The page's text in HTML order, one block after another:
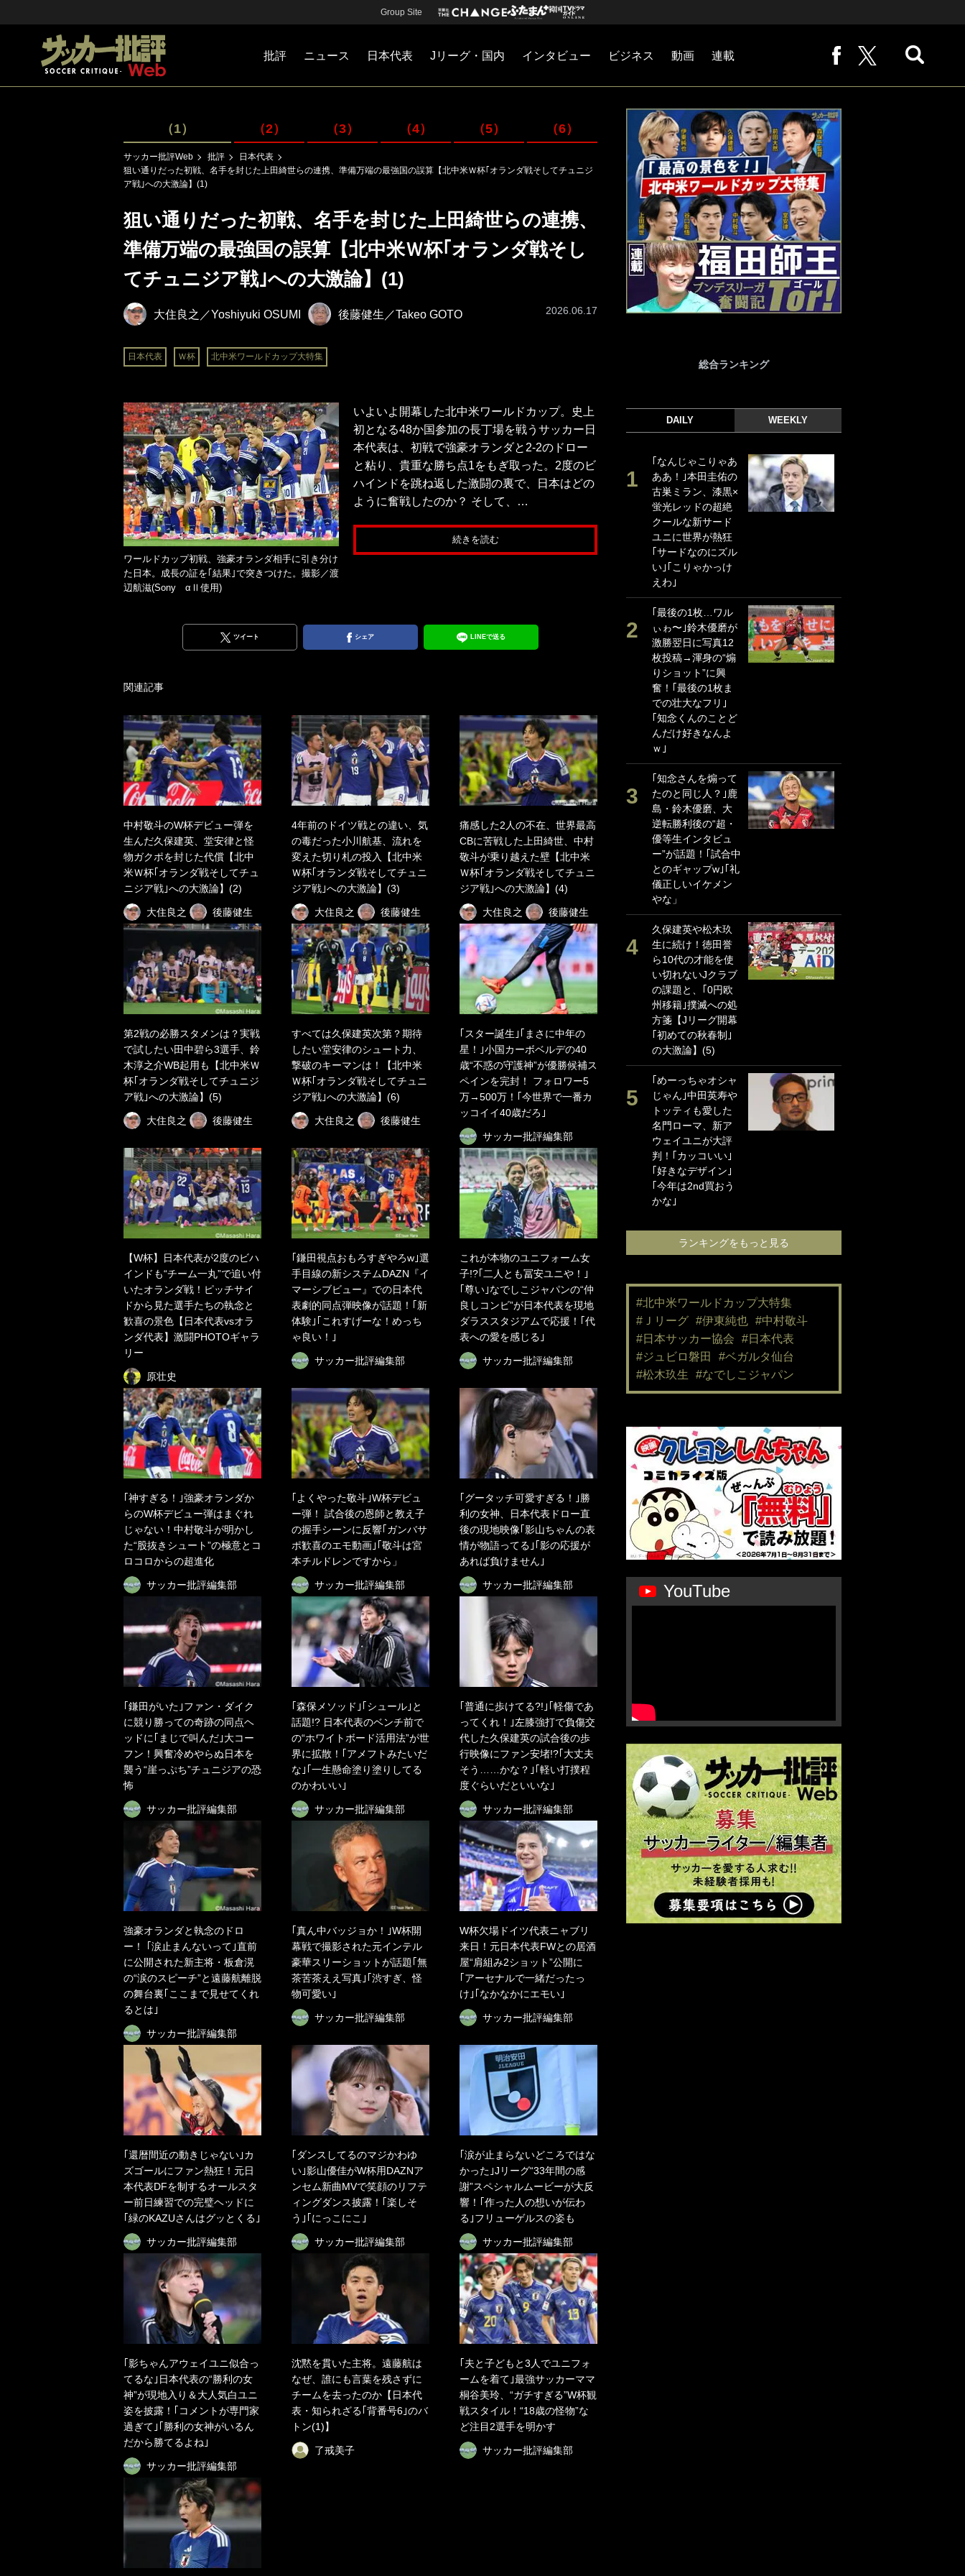
Group Site
批評 ニュース 日本代表 Jリーグ・国内 インタビュー ビジネス 動画 連載
（1） （2） （3） （4） （5） （6）
サッカー批評Web 批評
日本代表
狙い通りだった初戦、名手を封じた上田綺世らの連携、準備万端の最強国の誤算【北中米Ｗ杯｢オランダ戦そしてチュニジ
ア戦｣への大激論】(1)
狙い通りだった初戦、名手を封じた上田綺世らの連携、
準備万端の最強国の誤算【北中米Ｗ杯｢オランダ戦そし
てチュニジア戦｣への大激論】(1)
大住良之／Yoshiyuki OSUMI 後藤健生／Takeo GOTO
日本代表 Ｗ杯 北中米ワールドカップ大特集
2026.06.17
ワールドカップ初戦、強豪オランダ相手に引き分け
た日本。成長の証を｢結果｣で突きつけた。撮影／渡
辺航滋(Sony αⅡ使用)
いよいよ開幕した北中米ワールドカップ。史上
初となる48か国参加の長丁場を戦うサッカー日
本代表は、初戦で強豪オランダと2-2のドロー
と粘り、貴重な勝ち点1をもぎ取った。2度のビ
ハインドを跳ね返した激闘の裏で、日本はどの
ように奮戦したのか？ そして、…
続きを読む
ツイート シェア LINEで送る
関連記事
中村敬斗のW杯デビュー弾を
生んだ久保建英、堂安律と怪
物ガクポを封じた代償【北中
米Ｗ杯｢オランダ戦そしてチュ
ニジア戦｣への大激論】(2)
大住良之 後藤健生
4年前のドイツ戦との違い、気
の毒だった小川航基、流れを
変えた切り札の投入【北中米
Ｗ杯｢オランダ戦そしてチュニ
ジア戦｣への大激論】(3)
大住良之 後藤健生
痛感した2人の不在、世界最高
CBに苦戦した上田綺世、中村
敬斗が乗り越えた壁【北中米
Ｗ杯｢オランダ戦そしてチュニ
ジア戦｣への大激論】(4)
大住良之 後藤健生
第2戦の必勝スタメンは？実戦
で試したい田中碧ら3選手、鈴
木淳之介WB起用も【北中米Ｗ
杯｢オランダ戦そしてチュニジ
ア戦｣への大激論】(5)
大住良之 後藤健生
すべては久保建英次第？期待
したい堂安律のシュート力、
撃破のキーマンは！【北中米
Ｗ杯｢オランダ戦そしてチュニ
ジア戦｣への大激論】(6)
大住良之 後藤健生
｢スター誕生｣｢まさに中年の
星！｣小国カーボベルデの40
歳“不惑の守護神”が優勝候補ス
ペインを完封！ フォロワー5
万→500万！｢今世界で一番カ
ッコイイ40歳だろ｣
サッカー批評編集部
【W杯】日本代表が2度のビハ
インドも“チーム一丸”で追い付
いたオランダ戦！ピッチサイ
ドから見た選手たちの執念と
歓喜の景色【日本代表vsオラ
ンダ代表】激闘PHOTOギャラ
リー
原壮史
｢鎌田視点おもろすぎやろw｣選
手目線の新システムDAZN『イ
マーシブビュー』での日本代
表劇的同点弾映像が話題！｢新
体験｣｢これすげーな！めっち
ゃ良い！｣
サッカー批評編集部
これが本物のユニフォーム女
子!?｢二人とも冨安ユニや！｣
｢尊い｣なでしこジャパンの“仲
良しコンビ”が日本代表を現地
ダラススタジアムで応援！｢代
表への愛を感じる｣
サッカー批評編集部
｢神すぎる！｣強豪オランダか
らのW杯デビュー弾はまぐれ
じゃない！中村敬斗が明かし
た“股抜きシュート”の極意とコ
ロコロからの超進化
サッカー批評編集部
｢よくやった敬斗｣W杯デビュ
ー弾！ 試合後の恩師と教え子
の握手シーンに反響｢ガンバサ
ポ歓喜のエモ動画｣｢敬斗は宮
本チルドレンですから」
サッカー批評編集部
｢グータッチ可愛すぎる！｣勝
利の女神、日本代表ドロー直
後の現地映像｢影山ちゃんの表
情が物語ってる｣｢影の応援が
あれば負けません｣
サッカー批評編集部
｢鎌田がいた｣ファン・ダイク
に競り勝っての奇跡の同点ヘ
ッドに｢まじで叫んだ｣大コー
フン！興奮冷めやらぬ日本を
襲う“崖っぷち”チュニジアの恐
怖
サッカー批評編集部
｢森保メソッド｣｢シュール｣と
話題!? 日本代表のベンチ前で
の“ホワイトボード活用法”が世
界に拡散！｢アメフトみたいだ
な｣｢一生懸命塗り塗りしてる
のかわいい｣
サッカー批評編集部
｢普通に歩けてる?!｣｢軽傷であ
ってくれ！｣左膝強打で負傷交
代した久保建英の試合後の歩
行映像にファン安堵!?｢大丈夫
そう……かな？｣｢軽い打撲程
度ぐらいだといいな｣
サッカー批評編集部
強豪オランダと執念のドロ
ー！ ｢涙止まんないって｣直前
に公開された新主将・板倉滉
の“涙のスピーチ”と遠藤航離脱
の舞台裏｢ここまで見せてくれ
るとは｣
サッカー批評編集部
｢真ん中バッジョか！｣W杯開
幕戦で撮影された元インテル
豪華スリーショットが話題｢無
茶苦茶ええ写真｣｢渋すぎ、怪
物可愛い｣
サッカー批評編集部
W杯欠場ドイツ代表ニャブリ
来日！元日本代表FWとの居酒
屋“肩組み2ショット”公開に
｢アーセナルで一緒だったっ
け｣｢なかなかにエモい｣
サッカー批評編集部
｢還暦間近の動きじゃない｣カ
ズゴールにファン熱狂！元日
本代表DFを制するオールスタ
ー前日練習での完璧ヘッドに
｢緑のKAZUさんはグッとくる｣
サッカー批評編集部
｢ダンスしてるのマジかわゆ
い｣影山優佳がW杯用DAZNア
ンセム新曲MVで笑顔のリフテ
ィングダンス披露！｢楽しそ
う｣｢にっこにこ｣
サッカー批評編集部
｢涙が止まらないどころではな
かった｣Jリーグ“33年間の感
謝”スペシャルムービーが大反
響！｢作った人の想いが伝わ
る｣フリューゲルスの姿も
サッカー批評編集部
｢影ちゃんアウェイユニ似合っ
てるな｣日本代表の“勝利の女
神”が現地入り＆大人気白ユニ
姿を披露！｢コメントが専門家
過ぎて｣｢勝利の女神がいるん
だから勝てるよね｣
サッカー批評編集部
沈黙を貫いた主将。遠藤航は
なぜ、誰にも言葉を残さずに
チームを去ったのか【日本代
表・知られざる｢背番号6｣のバ
トン(1)】
了戒美子
｢夫と子どもと3人でユニフォ
ームを着て｣最強サッカーママ
桐谷美玲、“ガチすぎる”W杯観
戦スタイル！“18歳の怪物”な
ど注目2選手を明かす
サッカー批評編集部
総合ランキング
DAILY WEEKLY
｢なんじゃこりゃあ
ああ！｣本田圭佑の
古巣ミラン、漆黒×
蛍光レッドの超絶
クールな新サード
ユニに世界が熱狂
｢サードなのにズル
い｣｢こりゃかっけ
えわ｣
｢最後の1枚…ワル
ぃゎ〜｣鈴木優磨が
激勝翌日に写真12
枚投稿→渾身の“煽
りショット”に興
奮！｢最後の1枚ま
での壮大なフリ｣
｢知念くんのことど
んだけ好きなんよ
ｗ｣
｢知念さんを煽って
たのと同じ人？｣鹿
島・鈴木優磨、大
逆転勝利後の“超・
優等生インタビュ
ー”が話題！｢試合中
とのギャップw｣｢礼
儀正しいイケメン
やな」
久保建英や松木玖
生に続け！徳田誉
ら10代の才能を使
い切れないJクラブ
の課題と、｢0円欧
州移籍｣撲滅への処
方箋【Jリーグ開幕
｢初めての秋春制｣
の大激論】(5)
｢めーっちゃオシャ
じゃん｣中田英寿や
トッティも愛した
名門ローマ、新ア
ウェイユニが大評
判！｢カッコいい｣
｢好きなデザイン｣
｢今年は2nd買おう
かな｣
ランキングをもっと見る
#北中米ワールドカップ大特集
#Ｊリーグ #伊東純也 #中村敬斗
#日本サッカー協会
#日本代表
#ジュビロ磐田
#ベガルタ仙台
#松木玖生
#なでしこジャパン
YouTube